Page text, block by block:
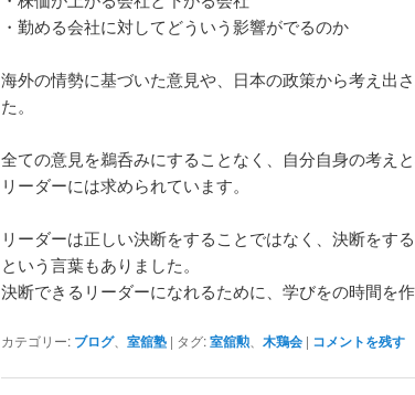
・勤める会社に対してどういう影響がでるのか
海外の情勢に基づいた意見や、日本の政策から考え出
た。
全ての意見を鵜呑みにすることなく、自分自身の考え
リーダーには求められています。
リーダーは正しい決断をすることではなく、決断をする
という言葉もありました。
決断できるリーダーになれるために、学びをの時間を作
カテゴリー: ブログ、 室舘塾 | タグ:室舘勲 木鶏会 | コメントを残す